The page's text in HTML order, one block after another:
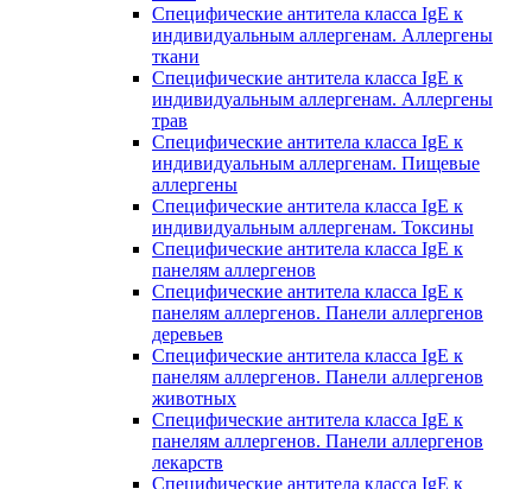
Специфические антитела класса IgE к
индивидуальным аллергенам. Аллергены
ткани
Специфические антитела класса IgE к
индивидуальным аллергенам. Аллергены
трав
Специфические антитела класса IgE к
индивидуальным аллергенам. Пищевые
аллергены
Специфические антитела класса IgE к
индивидуальным аллергенам. Токсины
Специфические антитела класса IgE к
панелям аллергенов
Специфические антитела класса IgE к
панелям аллергенов. Панели аллергенов
деревьев
Специфические антитела класса IgE к
панелям аллергенов. Панели аллергенов
животных
Специфические антитела класса IgE к
панелям аллергенов. Панели аллергенов
лекарств
Специфические антитела класса IgE к